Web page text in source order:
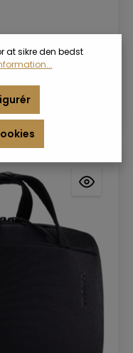
at sikre den bedst